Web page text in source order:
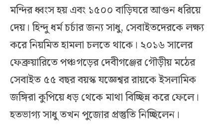
মন্দির ধ্বংস হয় এবং ১৫০০ বাড়িঘরে আগুন ধরিয়ে
দেয়। হিন্দু ধর্ম চর্চার জন্য সাধু, সেবাইতদেরকে লক্ষ্য
করে নিয়মিত হামলা চলতে থাকে। ২০১৬ সালের
ফেব্রুয়ারিতে পঞ্চগড়ের দেবীগঞ্জের গৌড়ীয় মঠের
সেবাইত ৫৫ বছর বয়স্ক যজ্ঞেশ্বর রায়কে ইসলামিক
জঙ্গিরা কুপিয়ে ধড় থেকে মাথা বিচ্ছিন্ন করে ফেলে।
হতভাগ্য সাধু তখন পুজোর প্রস্তুতি নিচ্ছিলেন।